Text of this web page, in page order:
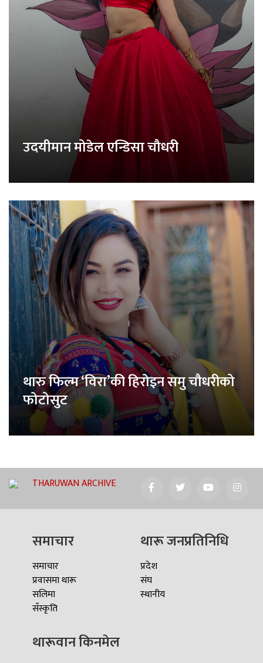
उदयीमान मोडेल एन्डिसा चौधरी
थारु फिल्म ‘विरा’की हिरोइन समु चौधरीको
फोटोसुट
THARUWAN ARCHIVE
समाचार
समाचार
प्रवासमा थारू
सलिमा
सँस्कृति
थारू जनप्रतिनिधि
प्रदेश
संघ
स्थानीय
थारूवान किनमेल